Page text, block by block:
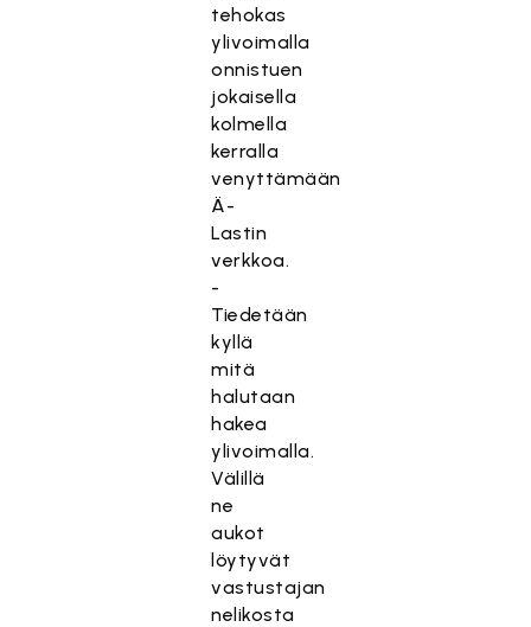
tehokas
ylivoimalla
onnistuen
jokaisella
kolmella
kerralla
venyttämään
Ä-
Lastin
verkkoa.
-
Tiedetään
kyllä
mitä
halutaan
hakea
ylivoimalla.
Välillä
ne
aukot
löytyvät
vastustajan
nelikosta